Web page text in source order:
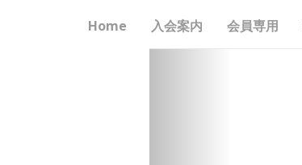
Home 入会案内 会員専用